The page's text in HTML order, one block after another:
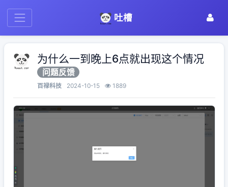
吐槽
为什么一到晚上6点就出现这个情况
问题反馈
百禄科技 2024-10-15 1889